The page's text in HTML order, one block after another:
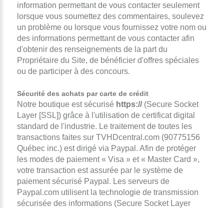
information permettant de vous contacter seulement
lorsque vous soumettez des commentaires, soulevez
un problème ou lorsque vous fournissez votre nom ou
des informations permettant de vous contacter afin
d'obtenir des renseignements de la part du
Propriétaire du Site, de bénéficier d'offres spéciales
ou de participer à des concours.
Sécurité des achats par carte de crédit
Notre boutique est sécurisé https://(Secure Socket
Layer [SSL]) grâce à l'utilisation de certificat digital
standard de l'industrie. Le traitement de toutes les
transactions faites sur TVHDcentral.com (90775156
Québec inc.) est dirigé via Paypal. Afin de protéger
les modes de paiement « Visa » et « Master Card »,
votre transaction est assurée par le système de
paiement sécurisé Paypal. Les serveurs de
Paypal.com utilisent la technologie de transmission
sécurisée des informations (Secure Socket Layer